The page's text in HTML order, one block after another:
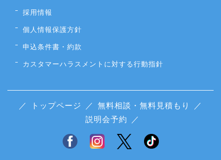
採用情報
個人情報保護方針
申込条件書・約款
カスタマーハラスメントに対する行動指針
／ トップページ ／ 無料相談・無料見積もり
／
説明会予約 ／